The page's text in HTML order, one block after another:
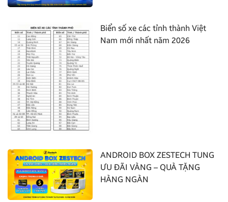
Biển số xe các tỉnh thành Việt
Nam mới nhất năm 2026
ANDROID BOX ZESTECH TUNG
ƯU ĐÃI VÀNG – QUÀ TẶNG
HÀNG NGÀN